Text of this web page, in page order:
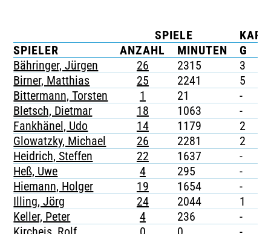
TICKETING
SPIELE
SPIELER
ANZAHL MINUTEN G
Bähringer, Jürgen
26 2315 3
Birner, Matthias
25 2241 5
Bittermann, Torsten
1 21 -
Bletsch, Dietmar
18 1063 -
Fankhänel, Udo
14 1179 2
Glowatzky, Michael
26 2281 2
Heidrich, Steffen
22 1637 -
Heß, Uwe
4 295 -
Hiemann, Holger
19 1654 -
Illing, Jörg
24 2044 1
Keller, Peter
4 236 -